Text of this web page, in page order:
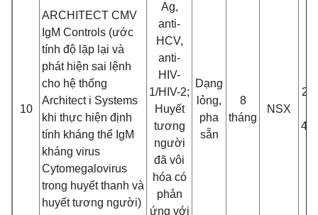
10
ARCHITECT CMV
IgM Controls (ước
tính độ lặp lại và
phát hiện sai lệnh
cho hệ thống
Architect i Systems
khi thực hiện định
tính kháng thể IgM
kháng virus
Cytomegalovirus
trong huyết thanh và
huyết tương người)
Ag,
anti-
HCV,
anti-
HIV-
1/HIV-2;
Huyết
tương
người
đã vôi
hóa có
phản
ứng với
Dạng
lỏng,
pha
sẵn
8
tháng
NSX
2